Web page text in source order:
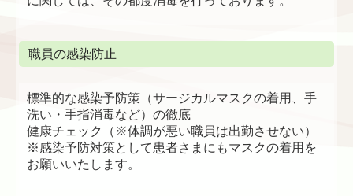
職員の感染防止
標準的な感染予防策（サージカルマスクの着用、手
洗い・手指消毒など）の徹底
健康チェック（※体調が悪い職員は出勤させない）
※感染予防対策として患者さまにもマスクの着用を
お願いいたします。